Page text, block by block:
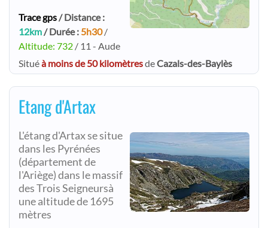
Trace gps / Distance :
12km / Durée : 5h30/
Altitude: 732 / 11 - Aude
Situéà moins de 50 kilomètresdeCazals-des-Baylès
Etang d'Artax
L'étang d'Artax se situe
dans les Pyrénées
(département de
l'Ariège) dans le massif
des Trois Seigneursà
une altitude de 1695
mètres